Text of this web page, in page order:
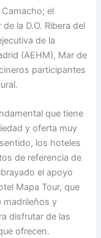
el
la D.O. Ribera del
de la
(AEHM), Mar de
participantes
que tiene
y oferta muy
los hoteles
de referencia de
el apoyo
Mapa Tour, que
madrileños y
disfrutar de las
ofrecen.